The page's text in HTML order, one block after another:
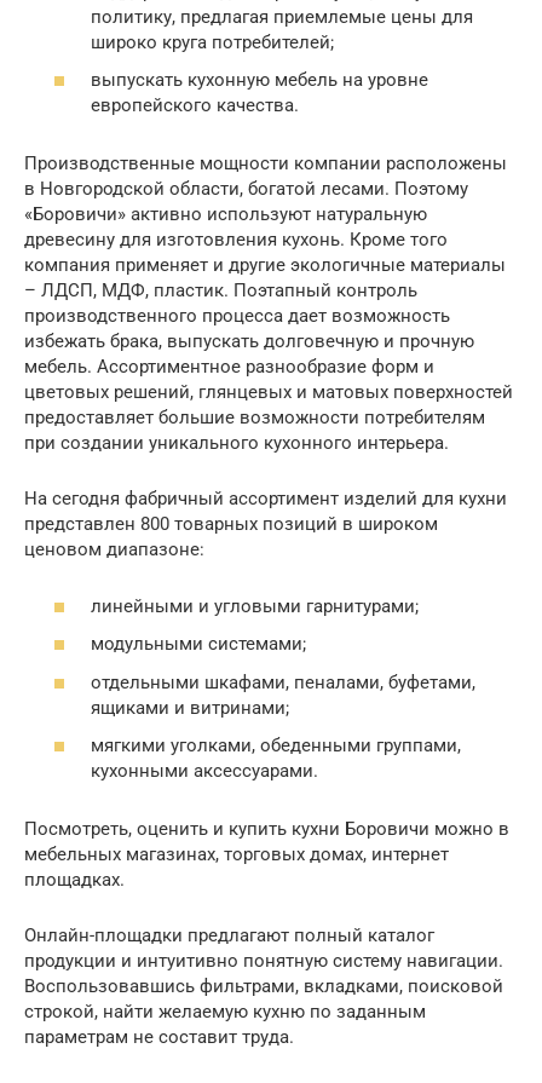
политику, предлагая приемлемые цены для
широко круга потребителей;
выпускать кухонную мебель на уровне
европейского качества.
Производственные мощности компании расположены
в Новгородской области, богатой лесами. Поэтому
«Боровичи» активно используют натуральную
древесину для изготовления кухонь. Кроме того
компания применяет и другие экологичные материалы
– ЛДСП, МДФ, пластик. Поэтапный контроль
производственного процесса дает возможность
избежать брака, выпускать долговечную и прочную
мебель. Ассортиментное разнообразие форм и
цветовых решений, глянцевых и матовых поверхностей
предоставляет большие возможности потребителям
при создании уникального кухонного интерьера.
На сегодня фабричный ассортимент изделий для кухни
представлен 800 товарных позиций в широком
ценовом диапазоне:
линейными и угловыми гарнитурами;
модульными системами;
отдельными шкафами, пеналами, буфетами,
ящиками и витринами;
мягкими уголками, обеденными группами,
кухонными аксессуарами.
Посмотреть, оценить и купить кухни Боровичи можно в
мебельных магазинах, торговых домах, интернет
площадках.
Онлайн-площадки предлагают полный каталог
продукции и интуитивно понятную систему навигации.
Воспользовавшись фильтрами, вкладками, поисковой
строкой, найти желаемую кухню по заданным
параметрам не составит труда.